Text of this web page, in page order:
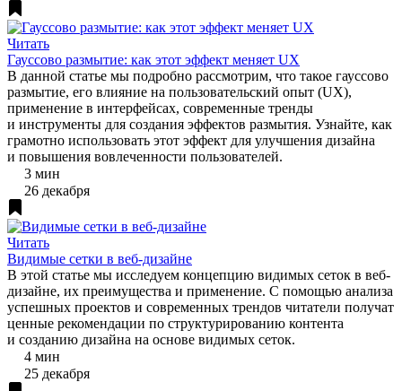
Читать
Гауссово размытие: как этот эффект меняет UX
В данной статье мы подробно рассмотрим, что такое гауссово
размытие, его влияние на пользовательский опыт (UX),
применение в интерфейсах, современные тренды
и инструменты для создания эффектов размытия. Узнайте, как
грамотно использовать этот эффект для улучшения дизайна
и повышения вовлеченности пользователей.
3 мин
26 декабря
Читать
Видимые сетки в веб-дизайне
В этой статье мы исследуем концепцию видимых сеток в веб-
дизайне, их преимущества и применение. С помощью анализа
успешных проектов и современных трендов читатели получат
ценные рекомендации по структурированию контента
и созданию дизайна на основе видимых сеток.
4 мин
25 декабря